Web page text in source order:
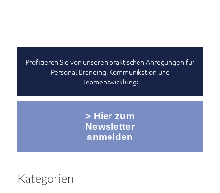
Profitieren Sie von unseren praktischen Anregungen für
Personal Branding, Kommunikation und
Teamentwicklung:
> Hier zum
Newsletter
anmelden
Kategorien